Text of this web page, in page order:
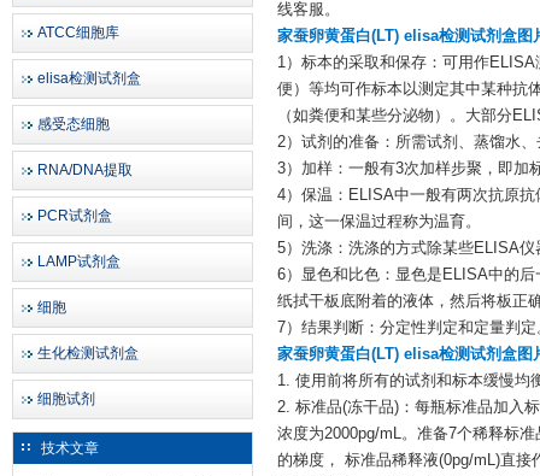
ATCC细胞库
elisa检测试剂盒
感受态细胞
RNA/DNA提取
PCR试剂盒
LAMP试剂盒
细胞
生化检测试剂盒
细胞试剂
技术文章
线客服。
家蚕卵黄蛋白(LT) elisa检测试剂盒图
1）标本的采取和保存：可用作
便）等均可作标本以测定其中某种抗
（如粪便和某些分泌物）。大部分
2）试剂的准备：所需试剂、蒸馏水
3）加样：一般有3次加样步聚，即加
4）保温：ELISA中一般有两次抗原
间，这一保温过程称为温育。
5）洗涤：洗涤的方式除某些ELISA
6）显色和比色：显色是ELISA中的
纸拭干板底附着的液体，然后将板正
7）结果判断：分定性判定和定量判定
家蚕卵黄蛋白(LT) elisa检测试剂盒图
1. 使用前将所有的试剂和标本缓慢均
2. 标准品(冻干品)：每瓶标准品加入
浓度为2000pg/mL。准备7个稀释标
的梯度， 标准品稀释液(0pg/mL)直